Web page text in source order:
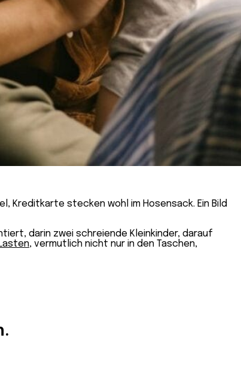
Kreditkarte stecken wohl im Hosensack. Ein Bild
darin zwei schreiende Kleinkinder, darauf
, vermutlich nicht nur in den Taschen,